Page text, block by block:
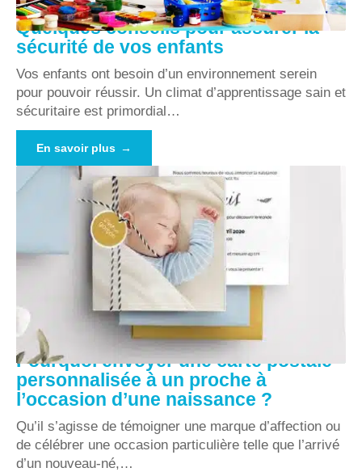
Quelques conseils pour assurer la
sécurité de vos enfants
Vos enfants ont besoin d’un environnement serein
pour pouvoir réussir. Un climat d’apprentissage sain et
sécuritaire est primordial…
En savoir plus
Pourquoi envoyer une carte postale
personnalisée à un proche à
l’occasion d’une naissance ?
Qu’il s’agisse de témoigner une marque d’affection ou
de célébrer une occasion particulière telle que l’arrivé
d’un nouveau-né,…